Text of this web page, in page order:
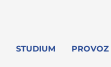
STUDIUM PROVOZ